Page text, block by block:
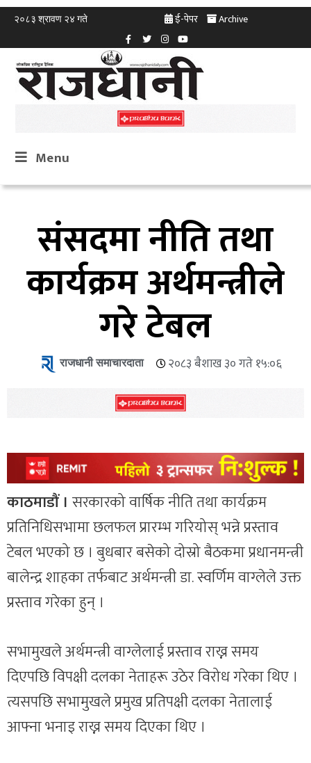
२०८३ श्रावण २४ गते ई-पेपर Archive
Menu
संसदमा नीति तथा
कार्यक्रम अर्थमन्त्रीले
गरे टेबल
राजधानी समाचारदाता २०८३ बैशाख ३० गते १५:०६
काठमाडौं । सरकारको वार्षिक नीति तथा कार्यक्रम
प्रतिनिधिसभामा छलफल प्रारम्भ गरियोस् भन्ने प्रस्ताव
टेबल भएको छ । बुधबार बसेको दोस्रो बैठकमा प्रधानमन्त्री
बालेन्द्र शाहका तर्फबाट अर्थमन्त्री डा. स्वर्णिम वाग्लेले उक्त
प्रस्ताव गरेका हुन् ।
सभामुखले अर्थमन्त्री वाग्लेलाई प्रस्ताव राख्न समय
दिएपछि विपक्षी दलका नेताहरू उठेर विरोध गरेका थिए ।
त्यसपछि सभामुखले प्रमुख प्रतिपक्षी दलका नेतालाई
आफ्ना भनाइ राख्न समय दिएका थिए ।